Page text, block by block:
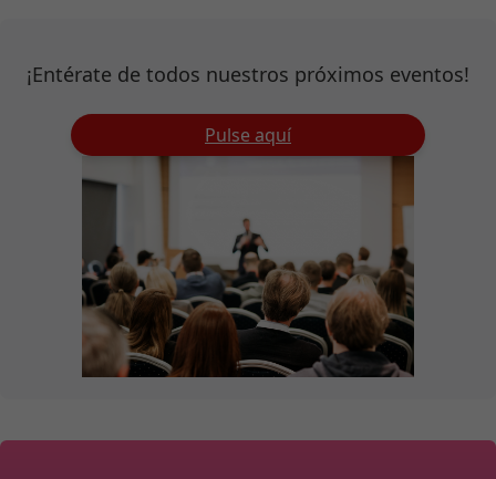
¡Entérate de todos nuestros próximos eventos!
Pulse aquí